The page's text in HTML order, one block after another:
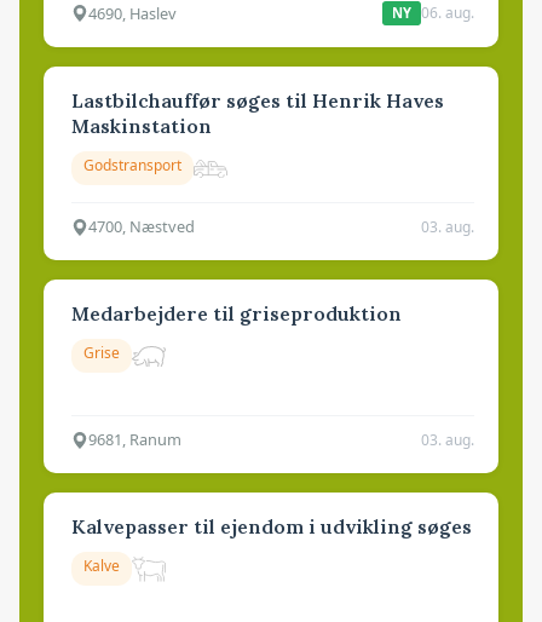
4690, Haslev NY 06. aug.
Lastbilchauffør søges til Henrik Haves
Maskinstation
Godstransport
4700, Næstved 03. aug.
Medarbejdere til griseproduktion
Grise
9681, Ranum 03. aug.
Kalvepasser til ejendom i udvikling søges
Kalve